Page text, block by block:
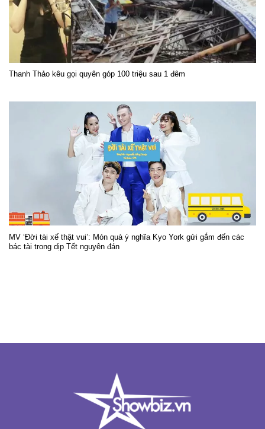
Thanh Thảo kêu gọi quyên góp 100 triệu sau 1 đêm
MV ‘Đời tài xế thật vui’: Món quà ý nghĩa Kyo York gửi gắm đến các
bác tài trong dịp Tết nguyên đán